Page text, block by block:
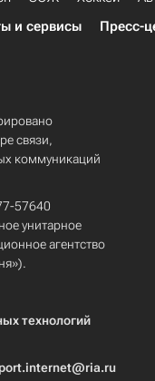
и сервисы Пресс-
связи,
коммуникаций
57640
унитарное
агентство
технологий